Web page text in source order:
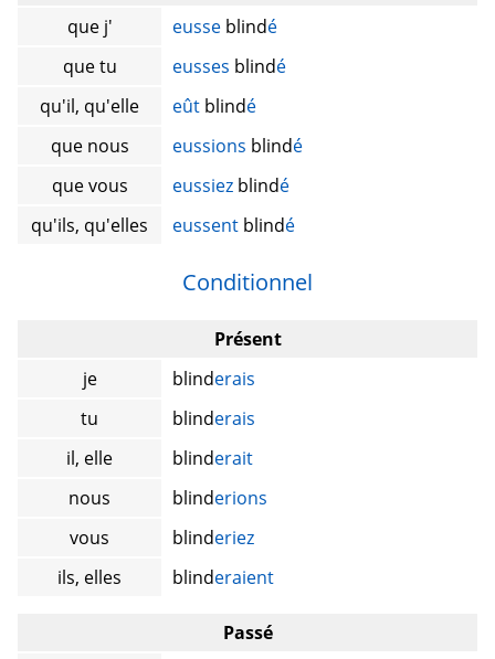
que j'
eusse blindé
que tu
eusses blindé
qu'il, qu'elle
eût blindé
que nous
eussions blindé
que vous
eussiez blindé
qu'ils, qu'elles
eussent blindé
Conditionnel
Présent
je
blinderais
tu
blinderais
il, elle
blinderait
nous
blinderions
vous
blinderiez
ils, elles
blinderaient
Passé